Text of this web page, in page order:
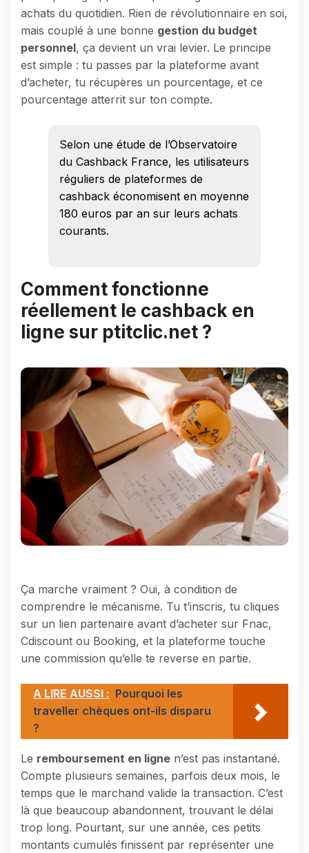
achats du quotidien. Rien de révolutionnaire en soi,
mais couplé à une bonne gestion du budget
personnel, ça devient un vrai levier. Le principe
est simple : tu passes par la plateforme avant
d’acheter, tu récupères un pourcentage, et ce
pourcentage atterrit sur ton compte.
Selon une étude de l’Observatoire
du Cashback France, les utilisateurs
réguliers de plateformes de
cashback économisent en moyenne
180 euros par an sur leurs achats
courants.
Comment fonctionne
réellement le cashback en
ligne sur ptitclic.net ?
Ça marche vraiment ? Oui, à condition de
comprendre le mécanisme. Tu t’inscris, tu cliques
sur un lien partenaire avant d’acheter sur Fnac,
Cdiscount ou Booking, et la plateforme touche
une commission qu’elle te reverse en partie.
A LIRE AUSSI : Pourquoi les
traveller chèques ont-ils disparu
?
Le remboursement en ligne n’est pas instantané.
Compte plusieurs semaines, parfois deux mois, le
temps que le marchand valide la transaction. C’est
là que beaucoup abandonnent, trouvant le délai
trop long. Pourtant, sur une année, ces petits
montants cumulés finissent par représenter une